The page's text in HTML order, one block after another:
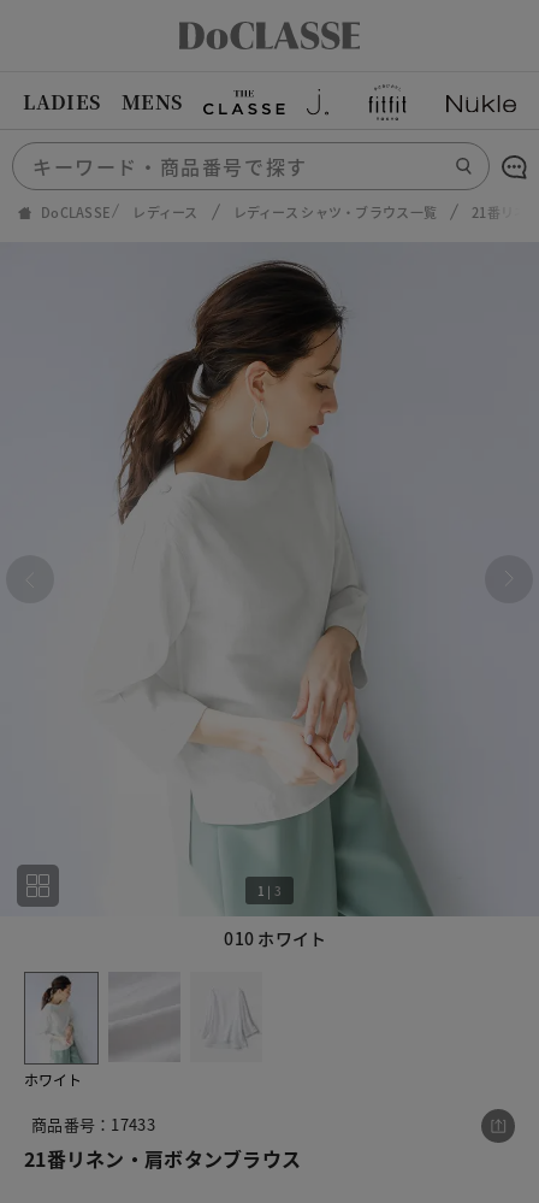
LADIES MENS
DoCLASSE レディース レディース シャツ・ブラウス一覧 21番リネ
010 ホワイト
1 | 3
ホワイト
商品番号：17433
21番リネン・肩ボタンブラウス
この商品をシェアする